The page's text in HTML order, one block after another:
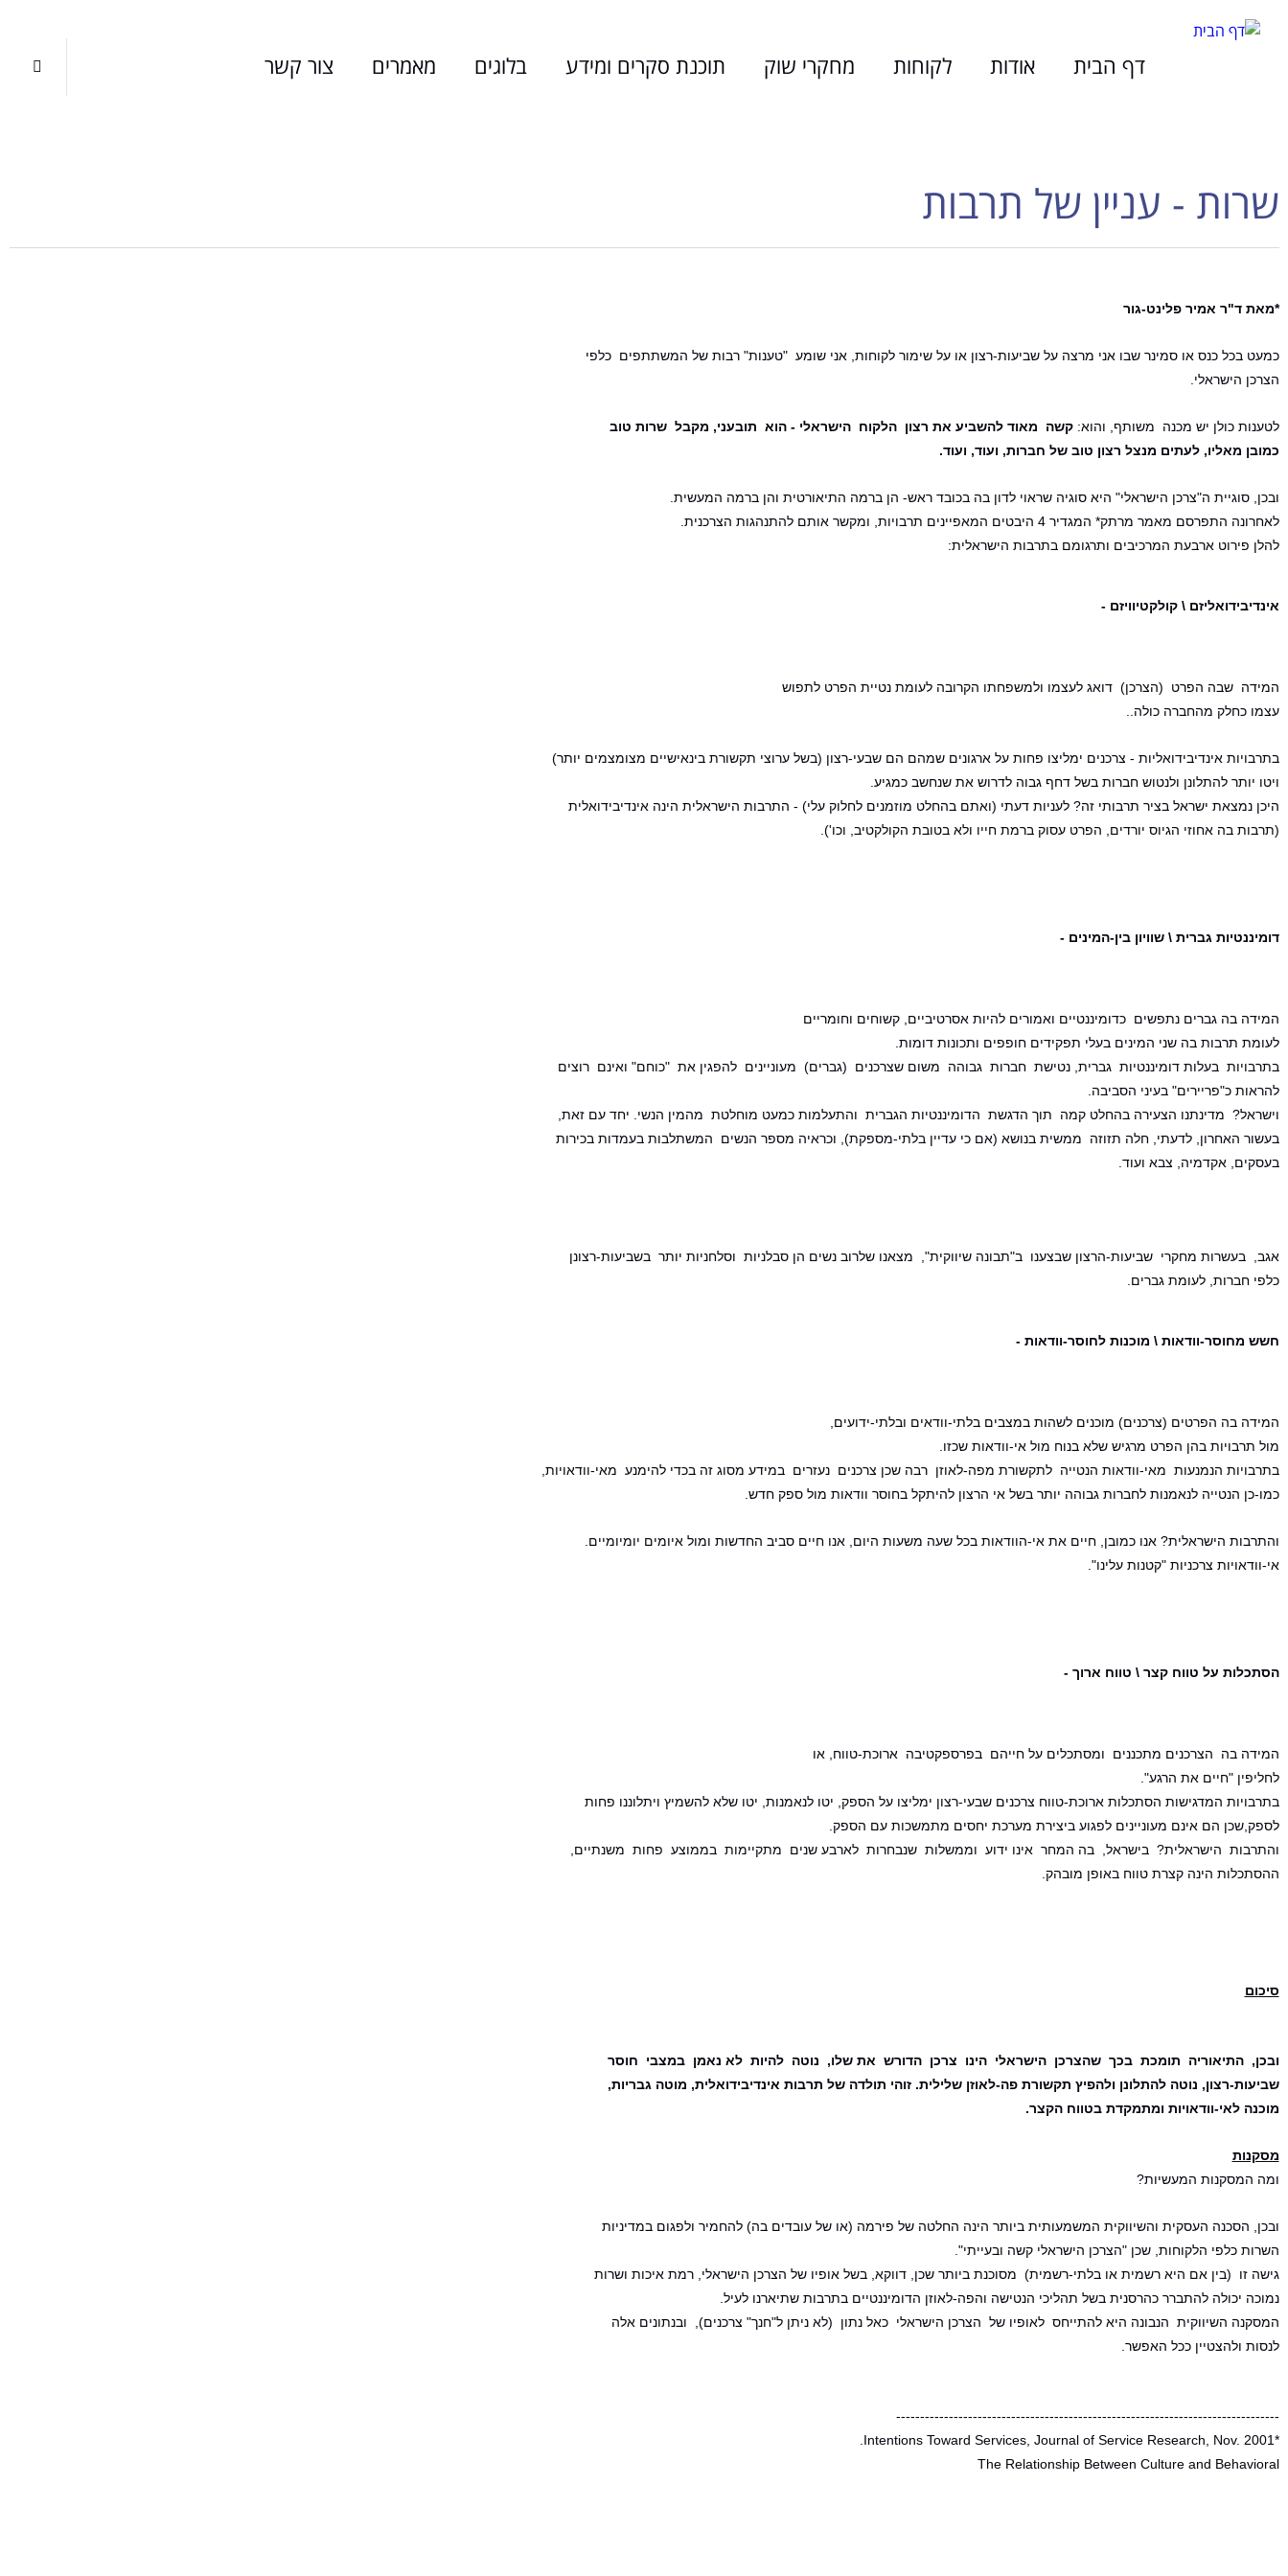
דף הבית אודות לקוחות מחקרי שוק תוכנת סקרים ומידע בלוגים מאמרים צור קשר 
שרות - עניין של תרבות
*מאת ד"ר אמיר פלינט-גור
כמעט בכל כנס או סמינר שבו אני מרצה על שביעות-רצון או על שימור לקוחות, אני שומע "טענות" רבות של המשתתפים כלפי
הצרכן הישראלי.
לטענות כולן יש מכנה משותף, והוא:קשה מאוד להשביע את רצון הלקוח הישראלי - הוא תובעני, מקבל שרות טוב
כמובן מאליו, לעתים מנצל רצון טוב של חברות, ועוד, ועוד.
ובכן, סוגיית ה"צרכן הישראלי" היא סוגיה שראוי לדון בה בכובד ראש- הן ברמה התיאורטית והן ברמה המעשית.
לאחרונה התפרסם מאמר מרתק* המגדיר 4 היבטים המאפיינים תרבויות, ומקשר אותם להתנהגות הצרכנית.
להלן פירוט ארבעת המרכיבים ותרגומם בתרבות הישראלית:
אינדיבידואליזם \ קולקטיוויזם -
המידה שבה הפרט (הצרכן) דואג לעצמו ולמשפחתו הקרובה לעומת נטיית הפרט לתפוש
עצמו כחלק מהחברה כולה..
בתרבויות אינדיבידואליות - צרכנים ימליצו פחות על ארגונים שמהם הם שבעי-רצון (בשל ערוצי תקשורת בינאישיים מצומצמים יותר)
ויטו יותר להתלונן ולנטוש חברות בשל דחף גבוה לדרוש את שנחשב כמגיע.
היכן נמצאת ישראל בציר תרבותי זה? לעניות דעתי (ואתם בהחלט מוזמנים לחלוק עלי) - התרבות הישראלית הינה אינדיבידואלית
(תרבות בה אחוזי הגיוס יורדים, הפרט עסוק ברמת חייו ולא בטובת הקולקטיב, וכו').
דומיננטיות גברית \ שוויון בין-המינים-
המידה בה גברים נתפשים כדומיננטיים ואמורים להיות אסרטיביים, קשוחים וחומריים
לעומת תרבות בה שני המינים בעלי תפקידים חופפים ותכונות דומות.
בתרבויות בעלות דומיננטיות גברית, נטישת חברות גבוהה משום שצרכנים (גברים) מעוניינים להפגין את "כוחם" ואינם רוצים
להראות כ"פריירים" בעיני הסביבה.
וישראל? מדינתנו הצעירה בהחלט קמה תוך הדגשת הדומיננטיות הגברית והתעלמות כמעט מוחלטת מהמין הנשי. יחד עם זאת,
בעשור האחרון, לדעתי, חלה תזוזה ממשית בנושא (אם כי עדיין בלתי-מספקת), וכראיה מספר הנשים המשתלבות בעמדות בכירות
בעסקים, אקדמיה, צבא ועוד.
אגב, בעשרות מחקרי שביעות-הרצון שבצענו ב"תבונה שיווקית", מצאנו שלרוב נשים הן סבלניות וסלחניות יותר בשביעות-רצונן
כלפי חברות, לעומת גברים.
חשש מחוסר-וודאות \ מוכנות לחוסר-וודאות -
המידה בה הפרטים (צרכנים) מוכנים לשהות במצבים בלתי-וודאים ובלתי-ידועים,
מול תרבויות בהן הפרט מרגיש שלא בנוח מול אי-וודאות שכזו.
בתרבויות הנמנעות מאי-וודאות הנטייה לתקשורת מפה-לאוזן רבה שכן צרכנים נעזרים במידע מסוג זה בכדי להימנע מאי-וודאויות,
כמו-כן הנטייה לנאמנות לחברות גבוהה יותר בשל אי הרצון להיתקל בחוסר וודאות מול ספק חדש.
והתרבות הישראלית? אנו כמובן, חיים את אי-הוודאות בכל שעה משעות היום, אנו חיים סביב החדשות ומול איומים יומיומיים.
אי-וודאויות צרכניות "קטנות עלינו".
הסתכלות על טווח קצר \ טווח ארוך -
המידה בה הצרכנים מתכננים ומסתכלים על חייהם בפרספקטיבה ארוכת-טווח, או
לחליפין "חיים את הרגע".
בתרבויות המדגישות הסתכלות ארוכת-טווח צרכנים שבעי-רצון ימליצו על הספק, יטו לנאמנות, יטו שלא להשמיץ ויתלוננו פחות
לספק,שכן הם אינם מעוניינים לפגוע ביצירת מערכת יחסים מתמשכות עם הספק.
והתרבות הישראלית? בישראל, בה המחר אינו ידוע וממשלות שנבחרות לארבע שנים מתקיימות בממוצע פחות משנתיים,
ההסתכלות הינה קצרת טווח באופן מובהק.
סיכום
ובכן, התיאוריה תומכת בכך שהצרכן הישראלי הינו צרכן הדורש את שלו, נוטה להיות לא נאמן במצבי חוסר
שביעות-רצון, נוטה להתלונן ולהפיץ תקשורת פה-לאוזן שלילית. זוהי תולדה של תרבות אינדיבידואלית, מוטה גבריות,
מוכנה לאי-וודאויות ומתמקדת בטווח הקצר.
מסקנות
ומה המסקנות המעשיות?
ובכן, הסכנה העסקית והשיווקית המשמעותית ביותר הינה החלטה של פירמה (או של עובדים בה) להחמיר ולפגום במדיניות
השרות כלפי הלקוחות, שכן "הצרכן הישראלי קשה ובעייתי".
גישה זו (בין אם היא רשמית או בלתי-רשמית) מסוכנת ביותר שכן, דווקא, בשל אופיו של הצרכן הישראלי, רמת איכות ושרות
נמוכה יכולה להתברר כהרסנית בשל תהליכי הנטישה והפה-לאוזן הדומיננטיים בתרבות שתיארנו לעיל.
המסקנה השיווקית הנבונה היא להתייחס לאופיו של הצרכן הישראלי כאל נתון (לא ניתן ל"חנך" צרכנים), ובנתונים אלה
לנסות ולהצטיין ככל האפשר.
--------------------------------------------------------------------------------
*Intentions Toward Services, Journal of Service Research, Nov. 2001.
The Relationship Between Culture and Behavioral